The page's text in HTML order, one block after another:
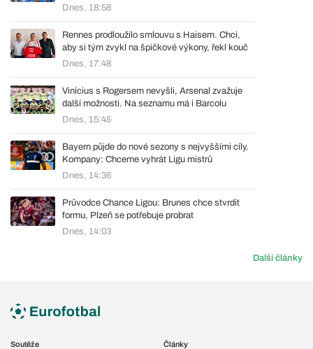
Dnes, 18:58
Rennes prodloužilo smlouvu s Haisem. Chci,
aby si tým zvykl na špičkové výkony, řekl kouč
Dnes, 17:48
Vinícius s Rogersem nevyšli, Arsenal zvažuje
další možnosti. Na seznamu má i Barcolu
Dnes, 15:45
Bayern půjde do nové sezony s nejvyššími cíly.
Kompany: Chceme vyhrát Ligu mistrů
Dnes, 14:36
Průvodce Chance Ligou: Brunes chce stvrdit
formu, Plzeň se potřebuje probrat
Dnes, 14:03
Další články
Soutěže
Články